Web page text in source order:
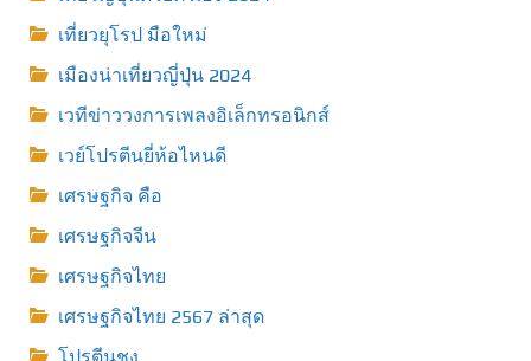
เที่ยวยุโรป มือใหม่
เมืองน่าเที่ยวญี่ปุ่น 2024
เวทีข่าววงการเพลงอิเล็กทรอนิกส์
เวย์โปรตีนยี่ห้อไหนดี
เศรษฐกิจ คือ
เศรษฐกิจจีน
เศรษฐกิจไทย
เศรษฐกิจไทย 2567 ล่าสุด